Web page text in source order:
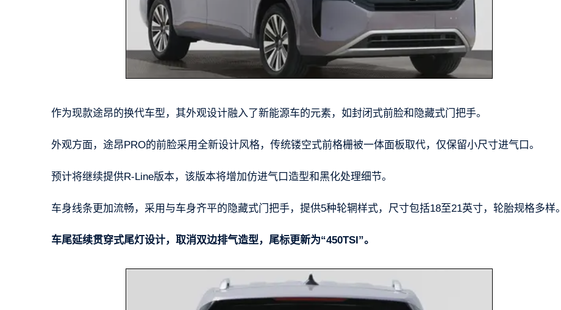
作为现款途昂的换代车型，其外观设计融入了新能源车的元素，如封闭式前脸和隐藏式门把手。
外观方面，途昂PRO的前脸采用全新设计风格，传统镂空式前格栅被一体面板取代，仅保留小尺寸进气口。
预计将继续提供R-Line版本，该版本将增加仿进气口造型和黑化处理细节。
车身线条更加流畅，采用与车身齐平的隐藏式门把手，提供5种轮辋样式，尺寸包括18至21英寸，轮胎规格多样。
车尾延续贯穿式尾灯设计，取消双边排气造型，尾标更新为“450TSI”。